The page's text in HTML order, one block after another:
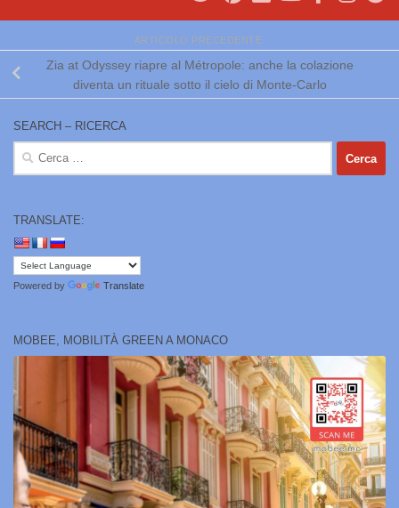
ARTICOLO PRECEDENTE
Zia at Odyssey riapre al Métropole: anche la colazione
diventa un rituale sotto il cielo di Monte-Carlo
SEARCH – RICERCA
Ricerca
per:
TRANSLATE:
Powered by Translate
MOBEE, MOBILITÀ GREEN A MONACO